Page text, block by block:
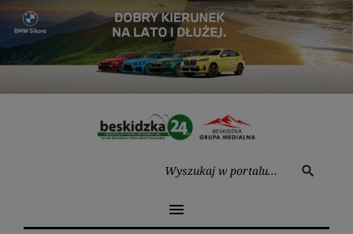
Przejdź
treści
search
menu